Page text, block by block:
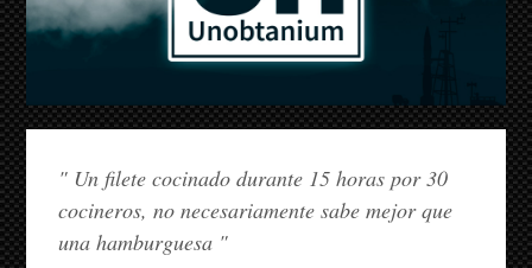
" Un filete cocinado durante 15 horas por 30
cocineros, no necesariamente sabe mejor que
una hamburguesa "